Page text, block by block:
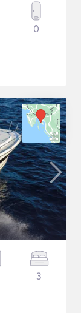
0
3